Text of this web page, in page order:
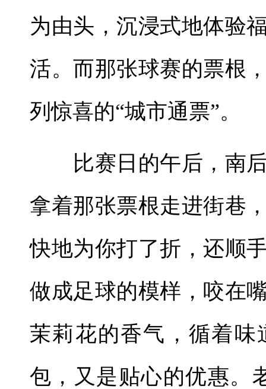
为由头，沉浸式地体验
活。而那张球赛的票根
列惊喜的“城市通票”。
比赛日的午后，南后
拿着那张票根走进街巷
快地为你打了折，还
做成足球的模样，咬在
茉莉花的香气，循着
包，又是贴心的优惠。